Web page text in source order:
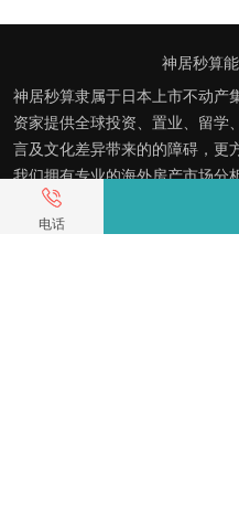
电话
神居秒算
神居秒算隶属于日本上市不动产
资家提供全球投资、置业、留学
言及文化差异带来的的障碍，更
我们拥有专业的海外房产市场分
告，助您做出更高效、更精准的
神居秒算——开启您的海外置业之